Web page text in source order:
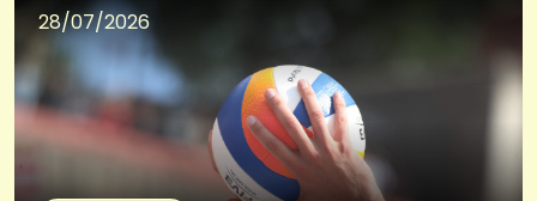
28/07/2026